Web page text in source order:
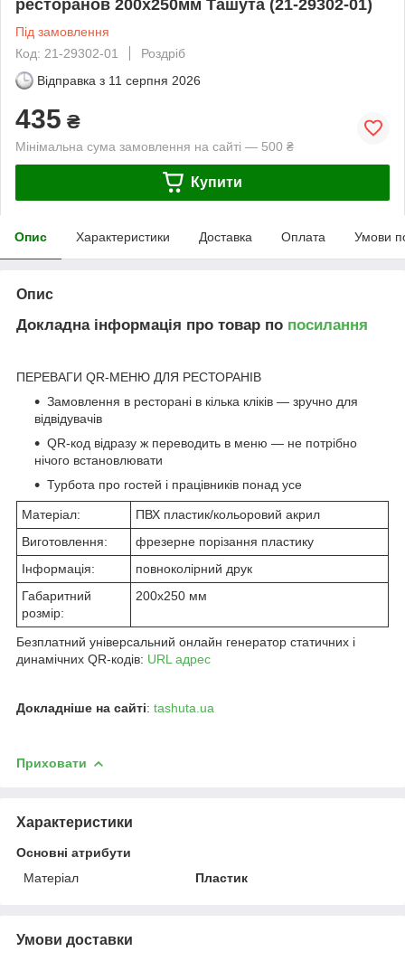
ресторанов 200х250мм Ташута (21-29302-01)
Під замовлення
Код: 21-29302-01
Роздріб
Відправка з 11 серпня 2026
435 ₴
Мінімальна сума замовлення на сайті — 500 ₴
Купити
Опис Характеристики Доставка Оплата Умови
Опис
Докладна інформація про товар по посилання
ПЕРЕВАГИ QR-МЕНЮ ДЛЯ РЕСТОРАНІВ
Замовлення в ресторані в кілька кліків — зручно для
відвідувачів
QR-код відразу ж переводить в меню — не потрібно
нічого встановлювати
Турбота про гостей і працівників понад усе
Матеріал:
ПВХ пластик/кольоровий акрил
Виготовлення:
фрезерне порізання пластику
Інформація:
повноколірний друк
Габаритний
розмір:
200х250 мм
Безплатний універсальний онлайн генератор статичних і
динамічних QR-кодів: URL адрес
Докладніше на сайті: tashuta.ua
Приховати
Характеристики
Основні атрибути
Матеріал
Пластик
Умови доставки